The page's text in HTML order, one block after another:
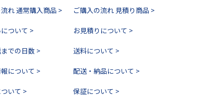
れ 通常購入商品 > ご購入の流れ 見積り商品 >
ついて > お見積りについて >
での日数 > 送料について >
について > 配送・納品について >
いて > 保証について >